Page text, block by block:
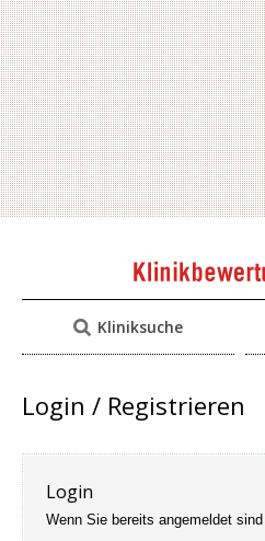
Kliniksuche
Login / Registrieren
Login
Wenn Sie bereits angemeldet